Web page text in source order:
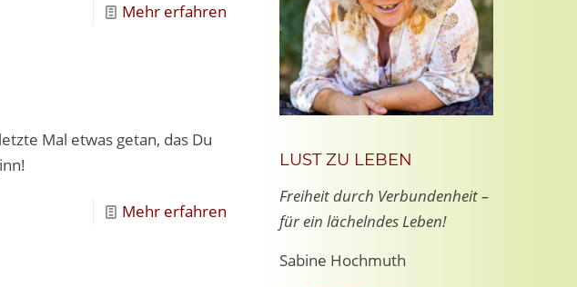
Mehr erfahren
Mal etwas getan, das Du
Mehr erfahren
LUST ZU LEBEN
Freiheit durch Verbundenheit –
für ein lächelndes Leben!
Sabine Hochmuth